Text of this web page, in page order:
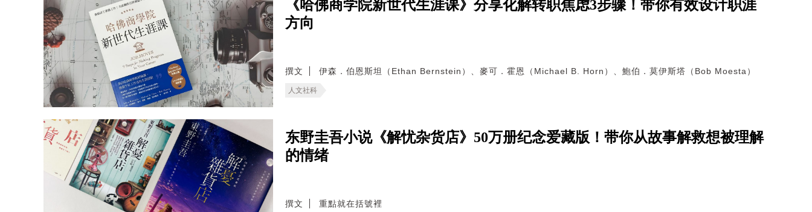
《哈佛商学院新世代生涯课》分享化解转职焦虑3步骤！带你有效设计职涯
方向
撰文 伊森．伯恩斯坦（Ethan Bernstein）、麥可．霍恩（Michael B. Horn）、鮑伯．莫伊斯塔（Bob Moesta）
人文社科
东野圭吾小说《解忧杂货店》50万册纪念爱藏版！带你从故事解救想被理解
的情绪
撰文 重點就在括號裡